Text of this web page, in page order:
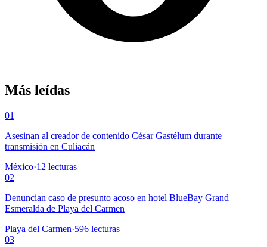
Más leídas
01
Asesinan al creador de contenido César Gastélum durante
transmisión en Culiacán
México·12 lecturas
02
Denuncian caso de presunto acoso en hotel BlueBay Grand
Esmeralda de Playa del Carmen
Playa del Carmen·596 lecturas
03